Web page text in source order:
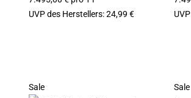
UVP des Herstellers:24,99 €
Sale
Sale